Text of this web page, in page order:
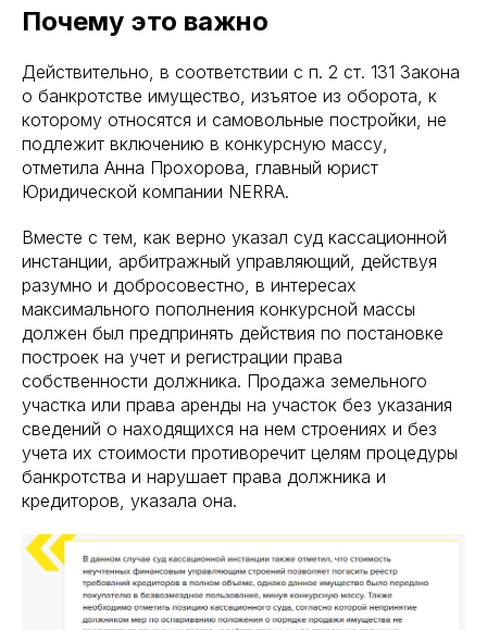
Почему это важно
Действительно, в соответствии с п. 2 ст. 131 Закона
о банкротстве имущество, изъятое из оборота, к
которому относятся и самовольные постройки, не
подлежит включению в конкурсную массу,
отметила Анна Прохорова, главный юрист
Юридической компании NERRA.
Вместе с тем, как верно указал суд кассационной
инстанции, арбитражный управляющий, действуя
разумно и добросовестно, в интересах
максимального пополнения конкурсной массы
должен был предпринять действия по постановке
построек на учет и регистрации права
собственности должника. Продажа земельного
участка или права аренды на участок без указания
сведений о находящихся на нем строениях и без
учета их стоимости противоречит целям процедуры
банкротства и нарушает права должника и
кредиторов, указала она.